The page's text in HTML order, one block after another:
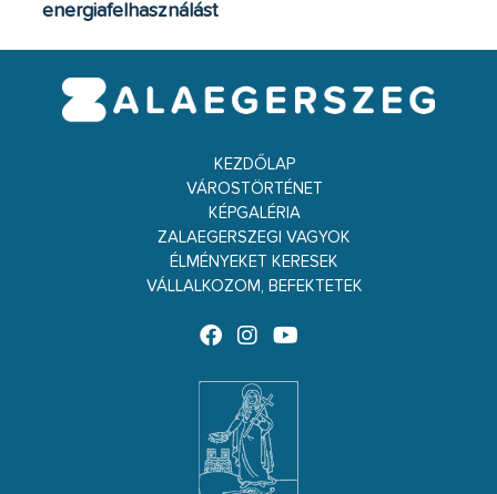
energiafelhasználást
KEZDŐLAP
VÁROSTÖRTÉNET
KÉPGALÉRIA
ZALAEGERSZEGI VAGYOK
ÉLMÉNYEKET KERESEK
VÁLLALKOZOM, BEFEKTETEK